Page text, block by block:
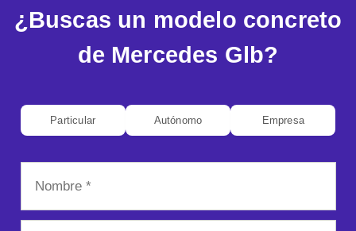
¿Buscas un modelo concreto
de Mercedes Glb?
Particular Autónomo Empresa